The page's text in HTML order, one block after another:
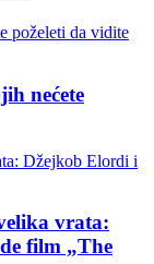
nećete
vrata:
film „The